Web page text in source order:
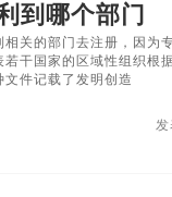
到哪个部门
相关的部门去注册，因为
若干国家的区域性组织根
文件记载了发明创造